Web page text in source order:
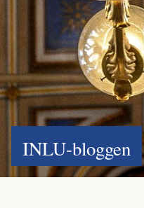
INLU-bloggen